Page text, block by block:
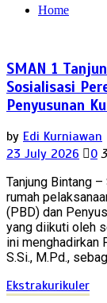
Home
SMAN 1
Sosialisasi
Penyusunan
by Edi Kurniawan
23 July 2026
0
Tanjung Bintang
rumah
(PBD) dan
yang diikuti oleh
ini menghadirkan
S.Si., M.Pd.,
Ekstrakurikuler